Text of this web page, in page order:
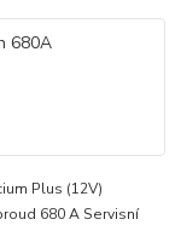
Plus (12V)
680 A Servisní